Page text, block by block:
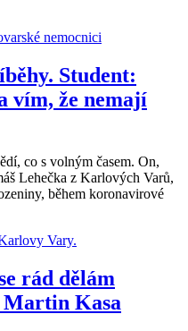
Student:
vím, že nemají
co s volným časem. On,
Lehečka z Karlových Varů,
během koronavirové
rád dělám
Kasa